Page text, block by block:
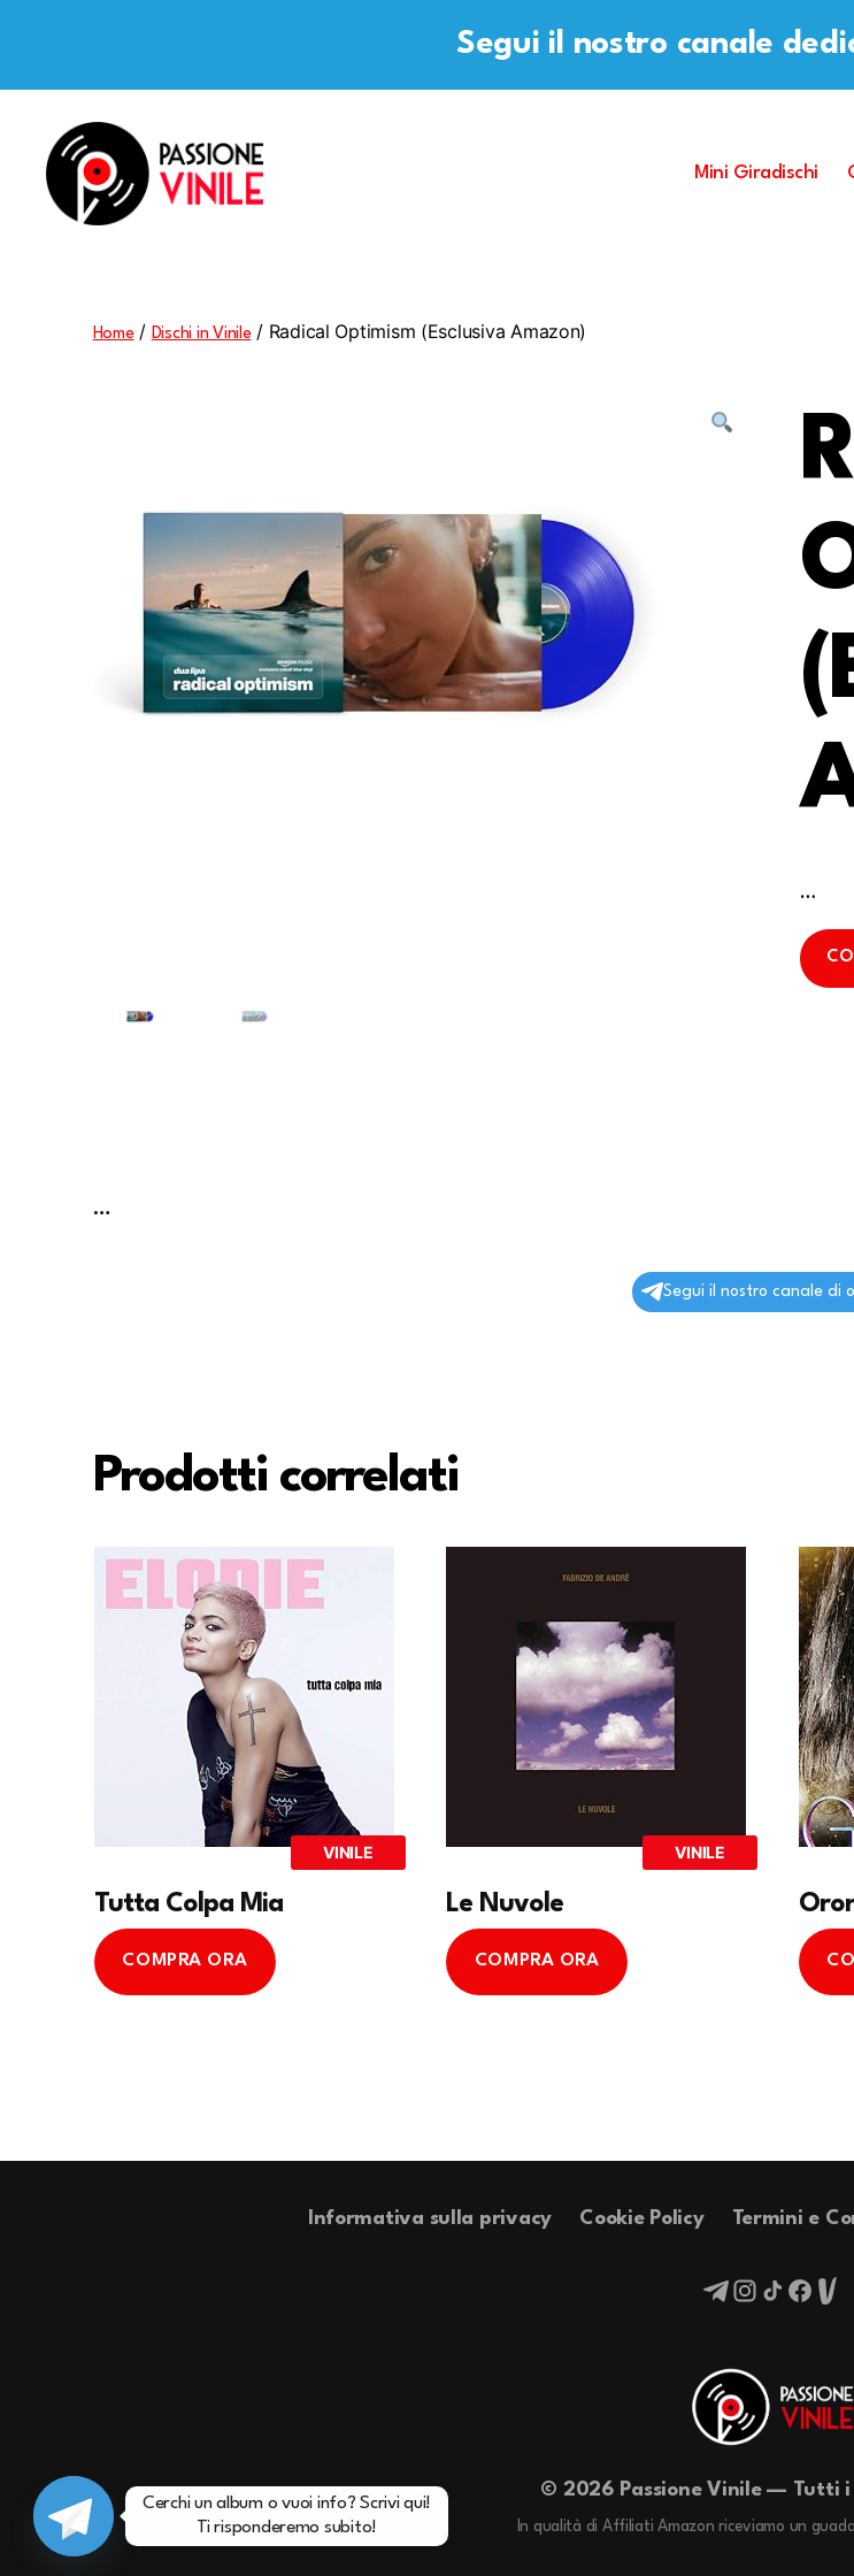
Segui il nostro canale
Mini Giradischi
Home/ Dischi in Vinile/ Radical Optimism (Esclusiva Amazon)
…
…
Segui il nostro canale di
Prodotti correlati
VINILE
Tutta Colpa Mia
COMPRA ORA
VINILE
Le Nuvole
COMPRA ORA
Informativa sulla privacy Cookie Policy Termini e
© 2026 Passione Vinile — Tutti
In qualità di Affiliati Amazon riceviamo un
Cerchi un album o vuoi info? Scrivi qui!
Ti risponderemo subito!